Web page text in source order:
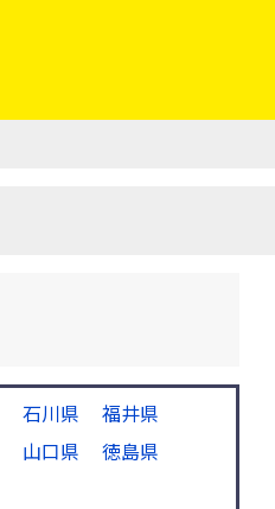
石川県
福井県
山口県
徳島県